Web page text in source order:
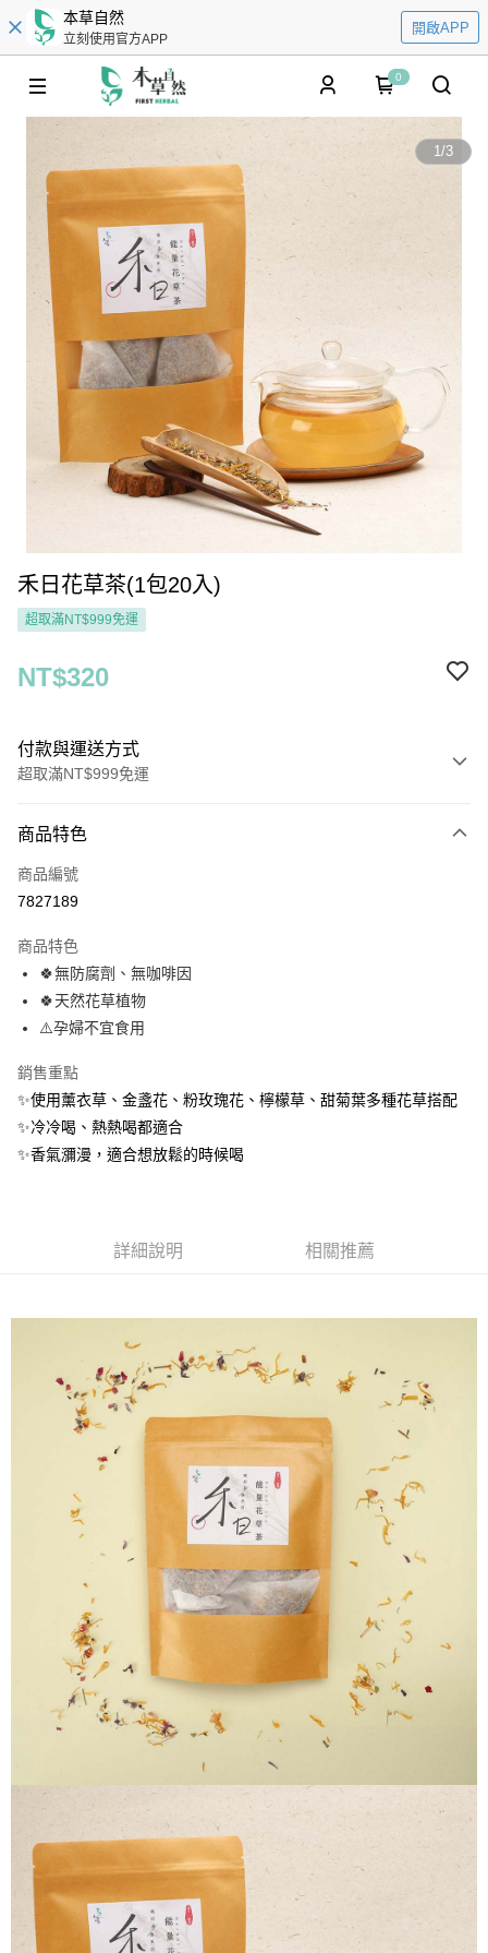
本草自然
立刻使用官方APP
開啟APP
0
1/3
禾日花草茶(1包20入)
超取滿NT$999免運
NT$320
付款與運送方式
超取滿NT$999免運
信用卡一次付款
超商取貨付款
Apple Pay
街口支付
Google Pay
全盈+PAY
1.本服務由台灣大哥大提供，台灣大哥大用戶可立即使用無須另外申請。
2.付款方式選擇「大哥付你分期」，訂單成立後會自動跳轉到大哥付的交易
3.實際核准額度、可分期數及費用金額請依後續交易確認頁面所載為準。
4.訂單成立30分鐘內，如未前往確認交易或遇審核未通過，訂單將自動取
消。如遇「轉專審核」未通過狀況，表示未達大哥付你分期系統評分，恕無
法說明評估內容。
【繳款方式說明】
1.分期款項不併入電信帳單，「大哥付你分期」於每月結算日後寄送繳費提
醒簡訊。
2.透過簡訊連結打開帳單後，可選擇「超商條碼／台灣大直營門市／銀行轉
帳／街口支付／iPASS MONEY」等通路繳費。
【注意事項】
1.本服務係由「台灣大哥大股份有限公司」（以下簡稱本公司）所提供，讓
用戶於交易時，得透過本服務購買商品或服務，並由商店將買賣／分期付款
買賣價金債權讓與本公司後，依約使用本公司帳單繳交帳款。
2.基於同意付款使用「大哥付你分期」之契約關係目的，商店將以您的個人
資料（包含姓名、電話或地址）提供予台灣大哥大進項蒐集、處理及利用，
由本公司與您本人進行分期帳單所需資料之確認、核對及更正。
3.完整用戶服務條款，請詳閱以下連結：
https://oppay.tw/userRule
１．簡單：不需註冊會員、不需綁卡、不需儲值。
２．便利：只要手機號碼，簡訊認證，即可結帳。
３．安心：先確認商品／服務後，再付款。
【「AFTEE先享後付」結帳流程】
１．於結帳方式選擇「AFTEE先享後付」後，將跳轉至「AFTEE先享後付」
結帳頁面，進行簡訊認證並確認金額後，即可完成結帳。
２．訂單成立數日內，您將收到繳費通知簡訊。
３．收到繳費通知簡訊後14天內，點擊此簡訊中的連結，可透過四大超商／
ATM／網路銀行／等多元方式進行付款，方視為交易完成。
※ 請注意：結帳手續完成當下不需立刻繳費，但若您需要取消訂單，請聯絡
購買商品的店家。未經商家同意取消之訂單仍視為有效，需透過AFTEE先享
後付繳納相關費用。
※ 交易是否成功請以「AFTEE先享後付 」之結帳頁面顯示為準，若有關於
是否繳費成功／繳費後需取消欲退款等相關疑問，請聯繫「AFTEE先享後付
客戶支援中心」
https://netprotections.freshdesk.com/support/home
【注意事項】
１．透過由恩沛科技股份有限公司提供之「AFTEE先享後付」服務完成之交
易，需依本服務之必要範圍內提供個人資料，並將交易相關給付款項請求債
權轉讓予恩沛科技股份有限公司。
２．關於個人資料處理事宜，請瀏覽以下網址：
３．未成年的使用者請事先徵得法定代理人或監護人之同意方可使用
「AFTEE先享後付」，若未經同意申辦者引起之損失，本公司不負相關責
任。
４．使用「AFTEE先享後付」時，將依據個別帳號之用戶狀況，依本公司即
時審查核予不同之上限額度；若仍有額度不足之情形，本公司將視審查結果
請求用戶進行身份認證。
５．嚴禁一人註冊多個帳號或使用他人資訊註冊。若發現惡意使用之情形，
恩沛科技股份有限公司將有權停止該用戶之使用額度並採取法律行動。
全家取貨付款
每筆NT$80，滿NT$999(含以上)免運費
付款後全家取貨
每筆NT$80，滿NT$999(含以上)免運費
7-11取貨付款
每筆NT$80，滿NT$999(含以上)免運費
付款後7-11取貨
每筆NT$80，滿NT$999(含以上)免運費
每筆NT$150，滿NT$999(含以上)免運費
商品特色
商品編號
7827189
商品特色
🍀無防腐劑、無咖啡因
🍀天然花草植物
⚠️孕婦不宜食用
銷售重點
✨使用薰衣草、金盞花、粉玫瑰花、檸檬草、甜菊葉多種花草搭配
✨冷冷喝、熱熱喝都適合
✨香氣瀰漫，適合想放鬆的時候喝
詳細說明 相關推薦